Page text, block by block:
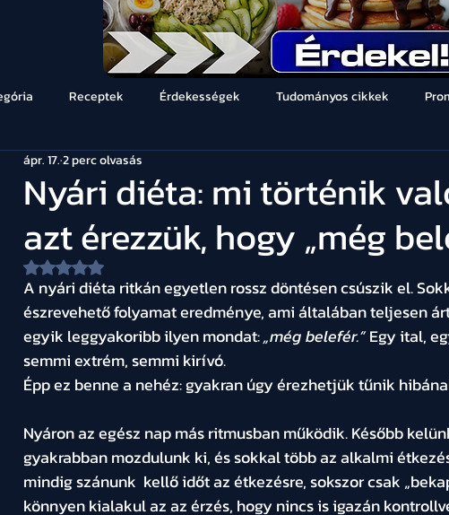
Receptek Érdekességek Tudományos cikkek
Nyári diéta: mi történik
azt érezzük, hogy „még
ápr. 17.2 perc olvasás
NaN csillagot kapott az 5-ből.
A nyári diéta ritkán egyetlen rossz döntésen csúszik el.
észrevehető folyamat eredménye, ami általában teljesen
egyik leggyakoribb ilyen mondat: „még belefér.” Egy ital,
semmi extrém, semmi kirívó.
Épp ez benne a nehéz: gyakran úgy érezhetjük tűnik
Nyáron az egész nap más ritmusban működik. Később
gyakrabban mozdulunk ki, és sokkal több az alkalmi
mindig szánunk  kellő időt az étkezésre, sokszor csak
könnyen kialakul az az érzés, hogy nincs is igazán